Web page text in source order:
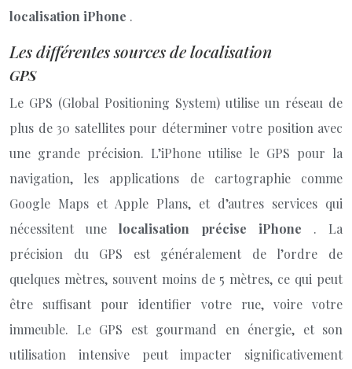
localisation iPhone .
Les différentes sources de localisation
GPS
Le GPS (Global Positioning System) utilise un réseau de
plus de 30 satellites pour déterminer votre position avec
une grande précision. L’iPhone utilise le GPS pour la
navigation, les applications de cartographie comme
Google Maps et Apple Plans, et d’autres services qui
nécessitent unelocalisation précise iPhone . La
précision du GPS est généralement de l’ordre de
quelques mètres, souvent moins de 5 mètres, ce qui peut
être suffisant pour identifier votre rue, voire votre
immeuble. Le GPS est gourmand en énergie, et son
utilisation intensive peut impacter significativement